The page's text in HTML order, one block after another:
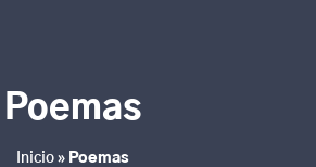
Poemas
Inicio » Poemas